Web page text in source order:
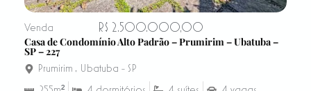
Venda
R$ 2.500.000,00
Casa de Condomínio Alto Padrão – Prumirim – Ubatuba –
SP – 227
Prumirim , Ubatuba - SP